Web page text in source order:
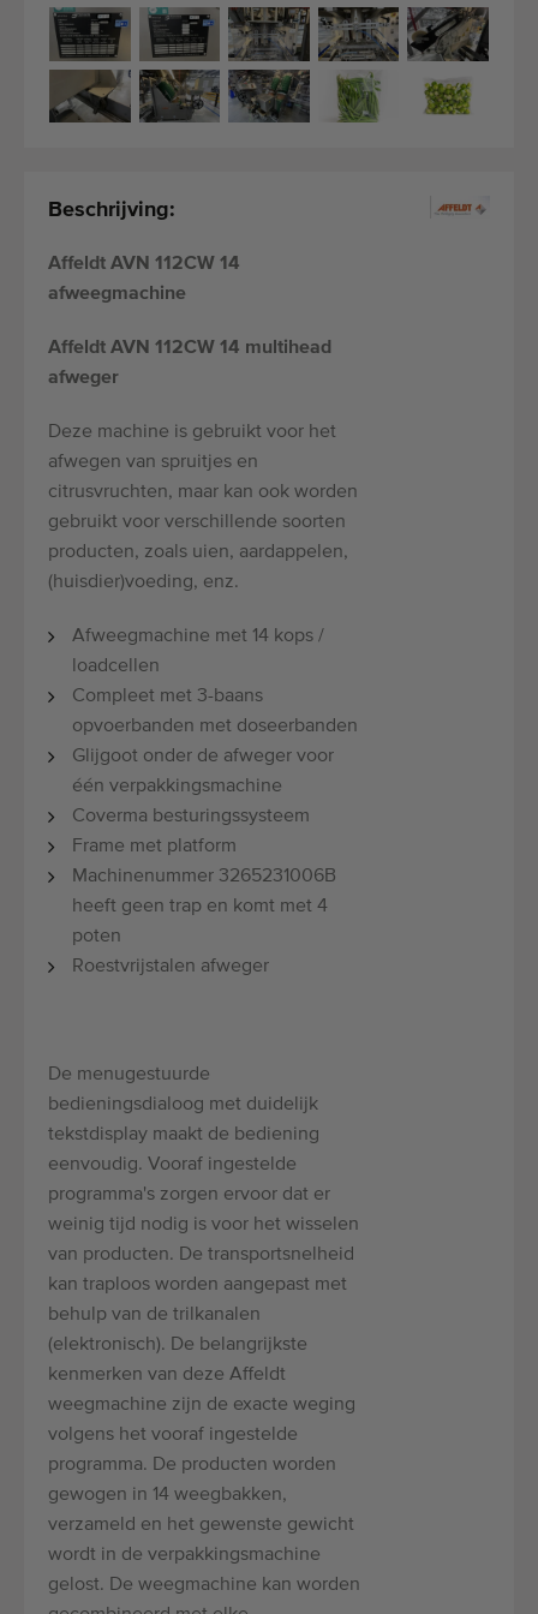
Beschrijving:
Affeldt AVN 112CW 14
afweegmachine
Affeldt AVN 112CW 14 multihead
afweger
Deze machine is gebruikt voor het
afwegen van spruitjes en
citrusvruchten, maar kan ook worden
gebruikt voor verschillende soorten
producten, zoals uien, aardappelen,
(huisdier)voeding, enz.
Afweegmachine met 14 kops /
loadcellen
Compleet met 3-baans
opvoerbanden met doseerbanden
Glijgoot onder de afweger voor
één verpakkingsmachine
Coverma besturingssysteem
Frame met platform
Machinenummer 3265231006B
heeft geen trap en komt met 4
poten
Roestvrijstalen afweger
De menugestuurde
bedieningsdialoog met duidelijk
tekstdisplay maakt de bediening
eenvoudig. Vooraf ingestelde
programma's zorgen ervoor dat er
weinig tijd nodig is voor het wisselen
van producten. De transportsnelheid
kan traploos worden aangepast met
behulp van de trilkanalen
(elektronisch). De belangrijkste
kenmerken van deze Affeldt
weegmachine zijn de exacte weging
volgens het vooraf ingestelde
programma. De producten worden
gewogen in 14 weegbakken,
verzameld en het gewenste gewicht
wordt in de verpakkingsmachine
gelost. De weegmachine kan worden